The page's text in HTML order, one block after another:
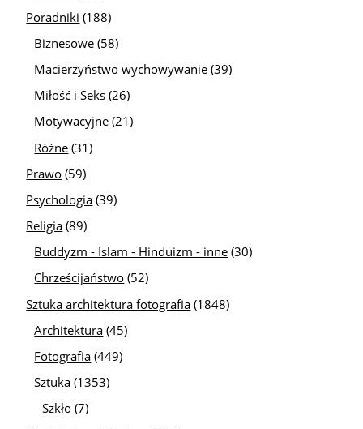
Poradniki (188)
Biznesowe (58)
Macierzyństwo wychowywanie (39)
Miłość i Seks (26)
Motywacyjne (21)
Różne (31)
Prawo (59)
Psychologia (39)
Religia (89)
Buddyzm - Islam - Hinduizm - inne (30)
Chrześcijaństwo (52)
Sztuka architektura fotografia (1848)
Architektura (45)
Fotografia (449)
Sztuka (1353)
Szkło (7)